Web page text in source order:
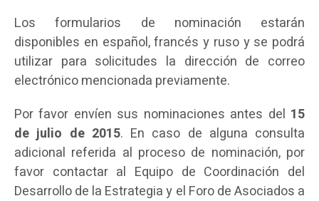
Los formularios de nominación estarán
disponibles en español, francés y ruso y se podrá
utilizar para solicitudes la dirección de correo
electrónico mencionada previamente.
Por favor envíen sus nominaciones antes del 15
de julio de 2015. En caso de alguna consulta
adicional referida al proceso de nominación, por
favor contactar al Equipo de Coordinación del
Desarrollo de la Estrategia y el Foro de Asociados a